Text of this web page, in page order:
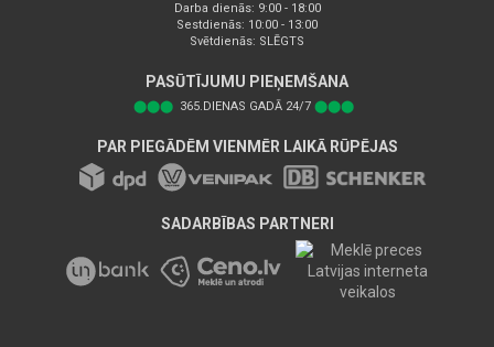
Darba dienās: 9:00 - 18:00
Sestdienās: 10:00 - 13:00
Svētdienās: SLĒGTS
PASŪTĪJUMU PIEŅEMŠANA
⬤⬤⬤ 365.DIENAS GADĀ 24/7 ⬤⬤⬤
PAR PIEGĀDĒM VIENMĒR LAIKĀ RŪPĒJAS
SADARBĪBAS PARTNERI